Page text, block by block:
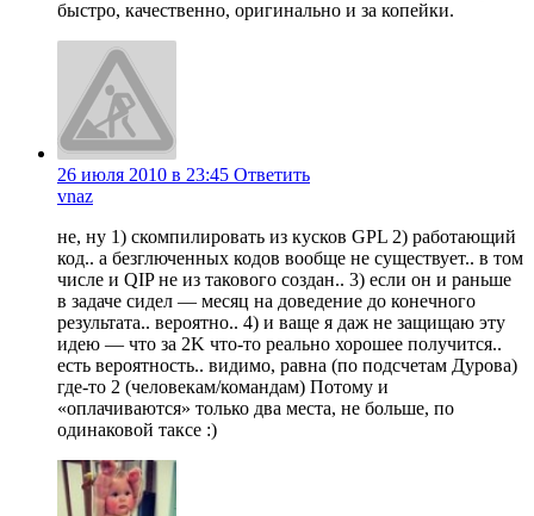
быстро, качественно, оригинально и за копейки.
26 июля 2010 в 23:45 Ответить
vnaz
не, ну 1) скомпилировать из кусков GPL 2) работающий
код.. а безглюченных кодов вообще не существует.. в том
числе и QIP не из такового создан.. 3) если он и раньше
в задаче сидел — месяц на доведение до конечного
результата.. вероятно.. 4) и ваще я даж не защищаю эту
идею — что за 2K что-то реально хорошее получится..
есть вероятность.. видимо, равна (по подсчетам Дурова)
где-то 2 (человекам/командам) Потому и
«оплачиваются» только два места, не больше, по
одинаковой таксе :)